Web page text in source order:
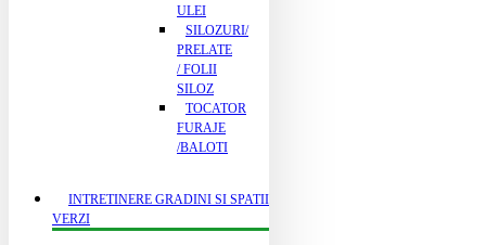
ULEI
SILOZURI/
PRELATE
/ FOLII
SILOZ
TOCATOR
FURAJE
/BALOTI
INTRETINERE GRADINI SI SPATII
VERZI